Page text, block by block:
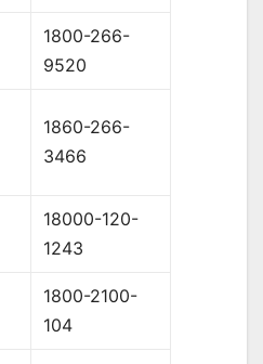
1800-266-
9520
1860-266-
3466
18000-120-
1243
1800-2100-
104